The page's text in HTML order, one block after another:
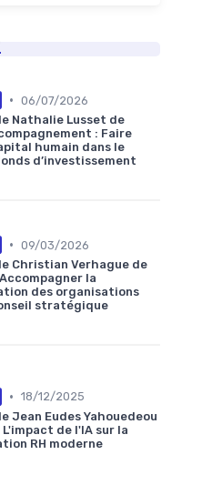
• 06/07/2026
Nathalie Lusset de
: Faire
humain dans le
d’investissement
• 09/03/2026
Christian Verhague de
la
des organisations
stratégique
• 18/12/2025
Jean Eudes Yahouedeou
L'impact de l'IA sur la
RH moderne